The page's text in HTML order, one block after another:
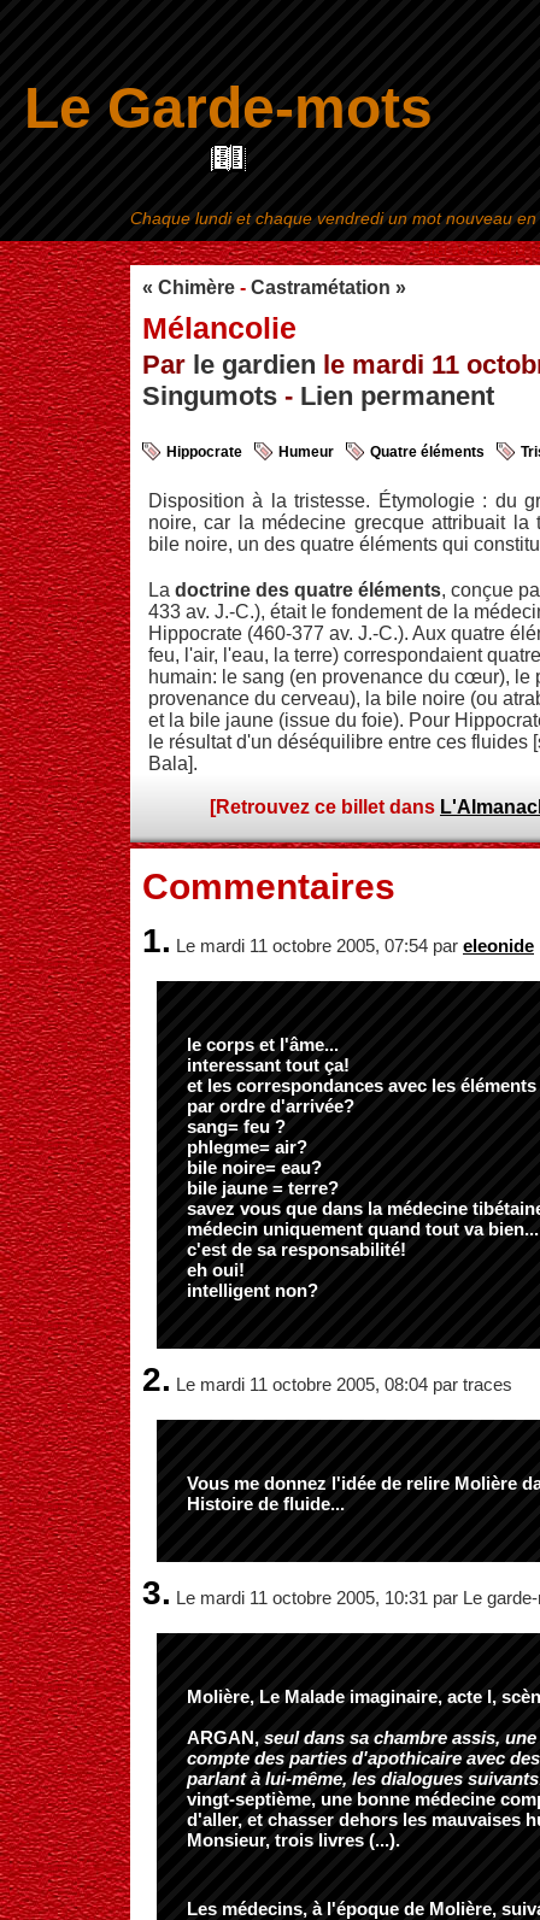
Le Garde-mots
Aller au contenu|
« Chimère - Castramétation »
Mélancolie
Par le gardien le mardi 11
Singumots - Lien permanent
Hippocrate Humeur Quatre éléments
Disposition à la tristesse. Étymologie : du
noire, car la médecine grecque attribuait la
bile noire, un des quatre éléments qui
La doctrine des quatre éléments, conçue
433 av. J.-C.), était le fondement de la
Hippocrate (460-377 av. J.-C.). Aux quatre
feu, l'air, l'eau, la terre) correspondaient
humain: le sang (en provenance du cœur), le
provenance du cerveau), la bile noire (ou
et la bile jaune (issue du foie). Pour
le résultat d'un déséquilibre entre ces fluides
Bala].
[Retrouvez ce billet dans
Commentaires
1. Le mardi 11 octobre 2005, 07:54 par eleonide
le corps et l'âme...
interessant tout ça!
et les correspondances avec les éléments
par ordre d'arrivée?
sang= feu ?
phlegme= air?
bile noire= eau?
bile jaune = terre?
savez vous que dans la médecine
médecin uniquement quand tout va
c'est de sa responsabilité!
eh oui!
intelligent non?
2. Le mardi 11 octobre 2005, 08:04 par traces
Vous me donnez l'idée de relire Molière
Histoire de fluide...
3. Le mardi 11 octobre 2005, 10:31 par Le
Molière, Le Malade imaginaire, acte I,
ARGAN, seul dans sa chambre assis,
compte des parties d'apothicaire avec
parlant à lui-même, les dialogues
vingt-septième, une bonne médecine
d'aller, et chasser dehors les mauvaises
Monsieur, trois livres (...).
Les médecins, à l'époque de Molière,
Chaque lundi et chaque vendredi un mot nouveau